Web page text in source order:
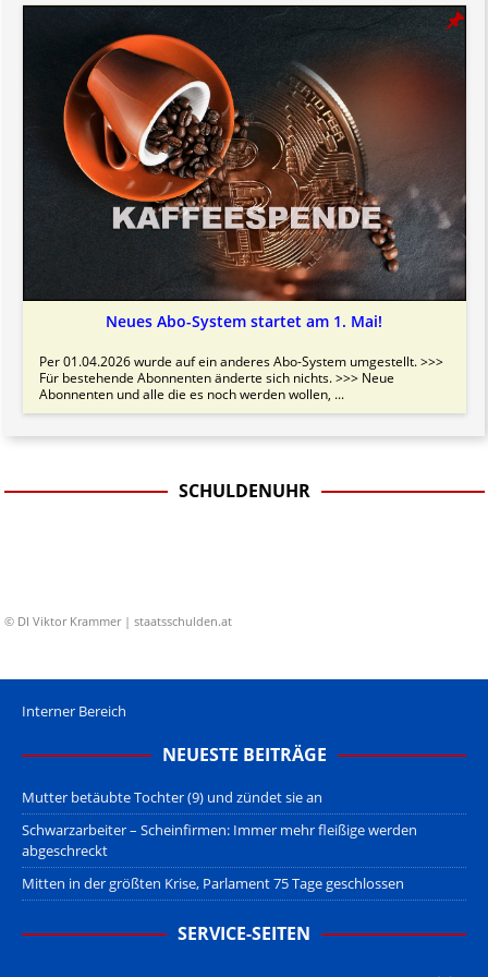
Neues Abo-System startet am 1. Mai!
Per 01.04.2026 wurde auf ein anderes Abo-System umgestellt. >>>
Für bestehende Abonnenten änderte sich nichts. >>> Neue
Abonnenten und alle die es noch werden wollen, ...
SCHULDENUHR
© DI Viktor Krammer | staatsschulden.at
Interner Bereich
NEUESTE BEITRÄGE
Mutter betäubte Tochter (9) und zündet sie an
Schwarzarbeiter – Scheinfirmen: Immer mehr fleißige werden
abgeschreckt
Mitten in der größten Krise, Parlament 75 Tage geschlossen
SERVICE-SEITEN